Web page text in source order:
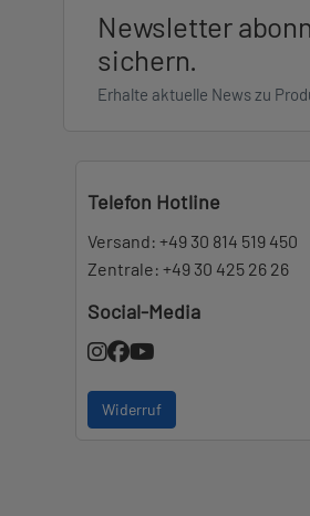
Newsletter
sichern.
Erhalte aktuelle News zu
Telefon Hotline
Versand: +49 30 814 519 450
Zentrale: +49 30 425 26 26
Social-Media
Widerruf